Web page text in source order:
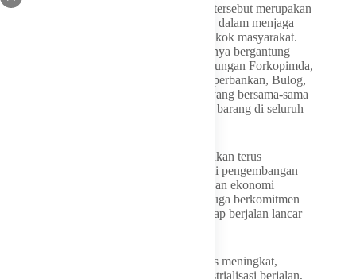
Gubernur Melki juga mengatakan capaian tersebut merupakan
hasil kerja bersama seluruh elemen di NTT dalam menjaga
stabilitas harga dan distribusi kebutuhan pokok masyarakat.
Keberhasilan pengendalian inflasi tidak hanya bergantung
pada kebijakan pemerintah, tetapi juga dukungan Forkopimda,
pemerintah kabupaten/kota, pelaku usaha, perbankan, Bulog,
media, akademisi hingga masyarakat luas yang bersama-sama
menjaga pasokan dan kelancaran distribusi barang di seluruh
Ia menegaskan Pemerintah Provinsi NTT akan terus
memperkuat sektor produksi daerah melalui pengembangan
hilirisasi dan industrialisasi agar pertumbuhan ekonomi
semakin produktif. Selain itu, pemerintah juga berkomitmen
memastikan distribusi kebutuhan pokok tetap berjalan lancar
“Kita ingin produksi-produksi di NTT terus meningkat,
hilirisasi dikembangkan dengan baik, industrialisasi berjalan,